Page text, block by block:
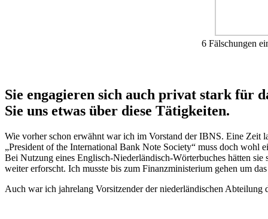
6 Fälschungen
Sie engagieren sich auch privat stark für
Sie uns etwas über diese Tätigkeiten.
Wie vorher schon erwähnt war ich im Vorstand der IBNS. Eine Zeit
„President of the International Bank Note Society“ muss doch
Bei Nutzung eines Englisch-Niederländisch-Wörterbuches hätten
weiter erforscht. Ich musste bis zum Finanzministerium gehen um
Auch war ich jahrelang Vorsitzender der niederländischen